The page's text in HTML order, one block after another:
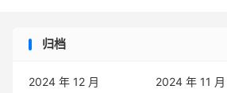
归档
2024 年 12 月
2024 年 11 月